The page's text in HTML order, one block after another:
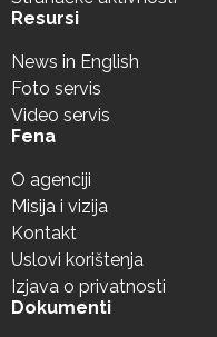
Resursi
News in English
Foto servis
Video servis
Fena
O agenciji
Misija i vizija
Kontakt
Uslovi korištenja
Izjava o privatnosti
Dokumenti